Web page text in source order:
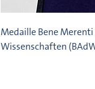
Medaille Bene
Wissenschaften